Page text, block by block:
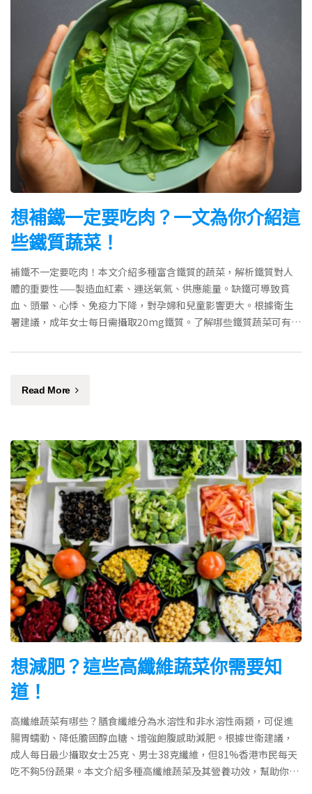
想補鐵一定要吃肉？一文為你介紹這
些鐵質蔬菜！
補鐵不一定要吃肉！本文介紹多種富含鐵質的蔬菜，解析鐵質對人
體的重要性——製造血紅素、運送氧氣、供應能量。缺鐵可導致貧
血、頭暈、心悸、免疫力下降，對孕婦和兒童影響更大。根據衛生
署建議，成年女士每日需攝取20mg鐵質。了解哪些鐵質蔬菜可有效
Read More
想減肥？這些高纖維蔬菜你需要知
道！
高纖維蔬菜有哪些？膳食纖維分為水溶性和非水溶性兩類，可促進
腸胃蠕動、降低膽固醇血糖、增強飽腹感助減肥。根據世衛建議，
成人每日最少攝取女士25克、男士38克纖維，但81%香港市民每天
吃不夠5份蔬果。本文介紹多種高纖維蔬菜及其營養功效，幫助你預